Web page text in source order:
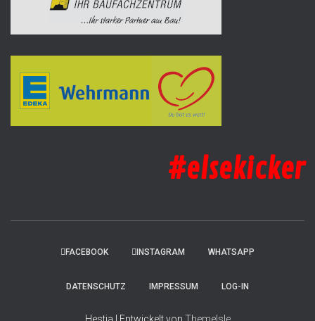
#elsekicker
FACEBOOK INSTAGRAM WHATSAPP
DATENSCHUTZ IMPRESSUM LOG-IN